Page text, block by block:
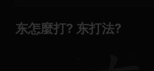
东怎麼打? 东打法?